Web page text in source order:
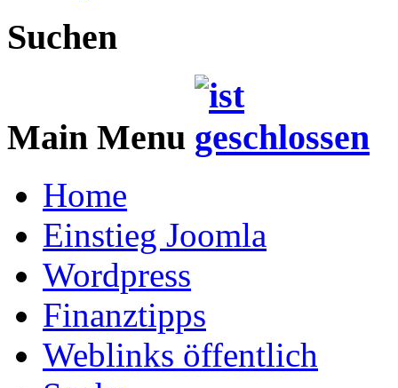
Suchen
Main Menu
Home
Einstieg Joomla
Wordpress
Finanztipps
Weblinks öffentlich